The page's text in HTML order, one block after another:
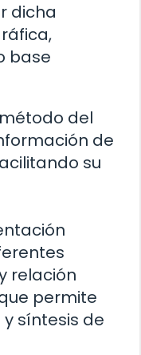
dicha
base
del
de
su
relación
permite
síntesis de